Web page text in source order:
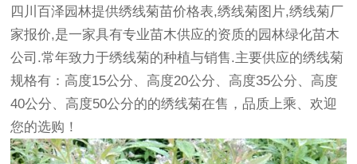
四川百泽园林提供绣线菊苗价格表,绣线菊图片,绣线菊厂
家报价,是一家具有专业苗木供应的资质的园林绿化苗木
公司.常年致力于绣线菊的种植与销售.主要供应的绣线菊
规格有：高度15公分、高度20公分、高度35公分、高度
40公分、高度50公分的的绣线菊在售，品质上乘、欢迎
您的选购！